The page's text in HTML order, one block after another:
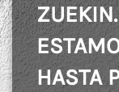
ZUEKIN.
HASTA